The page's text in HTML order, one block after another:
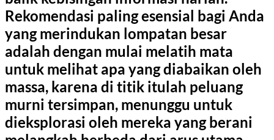
Rekomendasi paling esensial bagi Anda
yang merindukan lompatan besar
adalah dengan mulai melatih mata
untuk melihat apa yang diabaikan oleh
massa, karena di titik itulah peluang
murni tersimpan, menunggu untuk
dieksplorasi oleh mereka yang berani